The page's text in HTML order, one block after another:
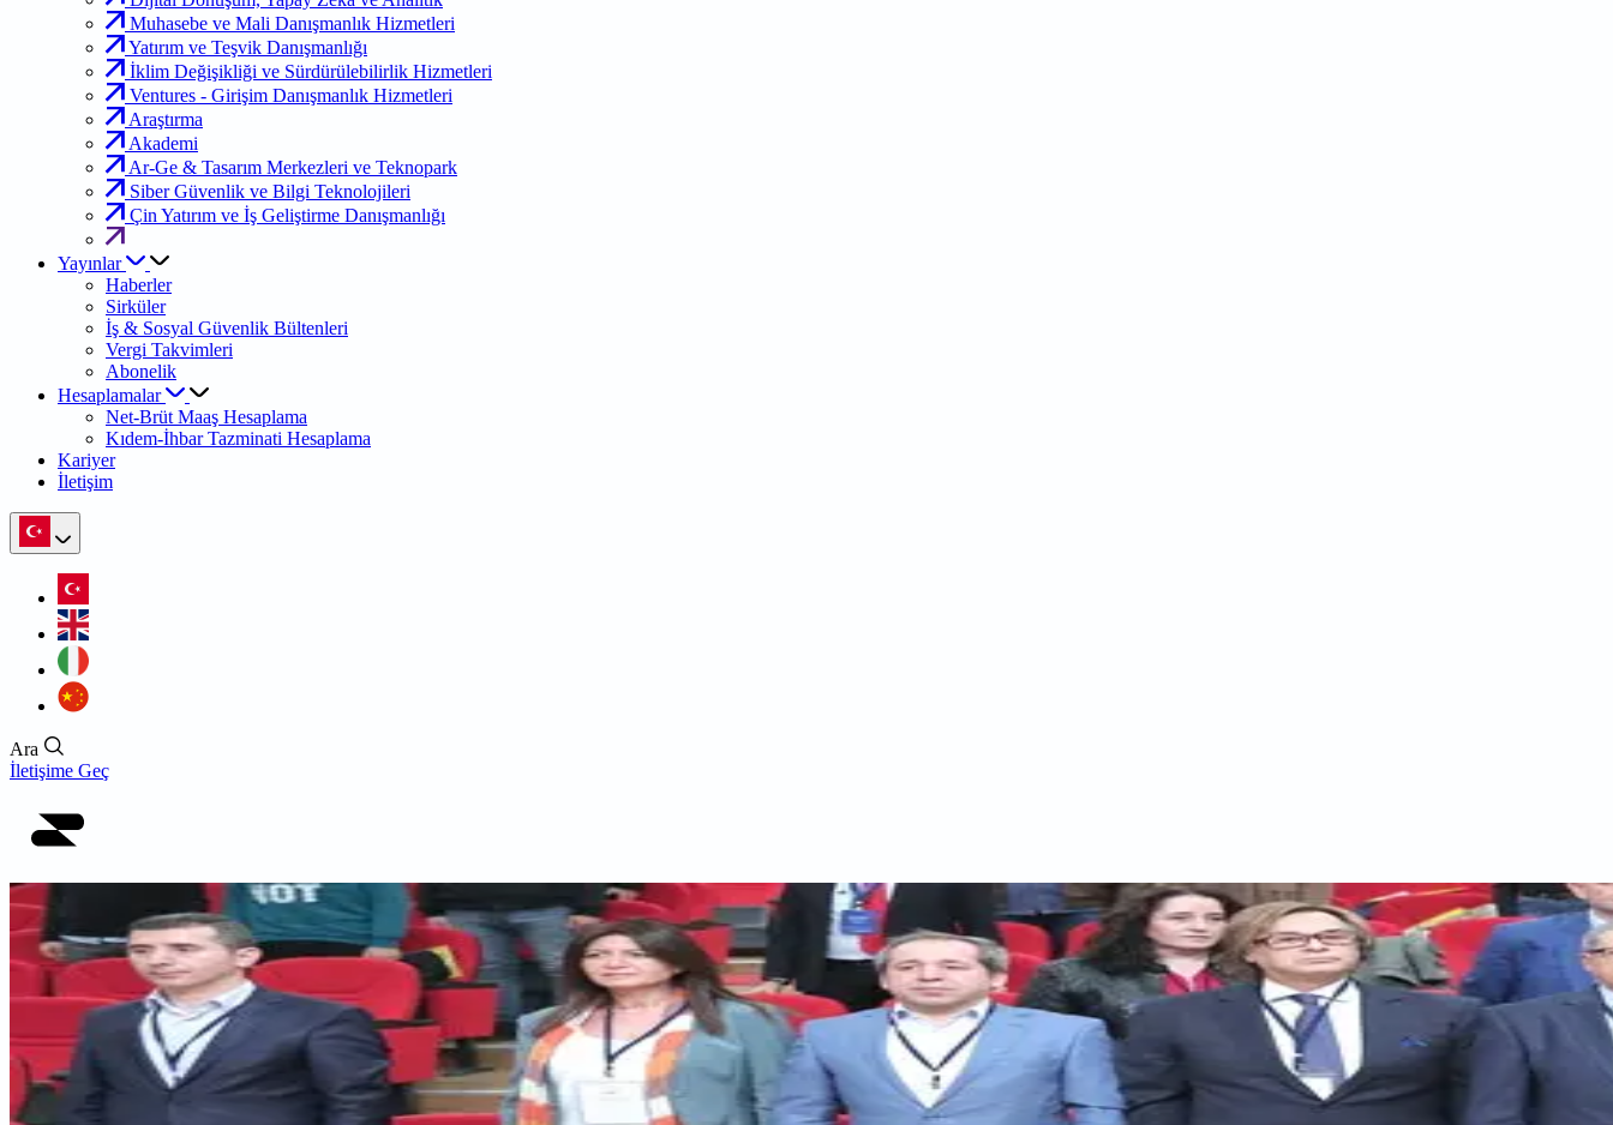
Muhasebe ve Mali Danışmanlık Hizmetleri
Yatırım ve Teşvik Danışmanlığı
İklim Değişikliği ve Sürdürülebilirlik Hizmetleri
Ventures - Girişim Danışmanlık Hizmetleri
Araştırma
Akademi
Ar-Ge & Tasarım Merkezleri ve Teknopark
Siber Güvenlik ve Bilgi Teknolojileri
Çin Yatırım ve İş Geliştirme Danışmanlığı
Yayınlar
Haberler
Sirküler
İş & Sosyal Güvenlik Bültenleri
Vergi Takvimleri
Abonelik
Hesaplamalar
Net-Brüt Maaş Hesaplama
Kıdem-İhbar Tazminati Hesaplama
Kariyer
İletişim
Ara
İletişime Geç